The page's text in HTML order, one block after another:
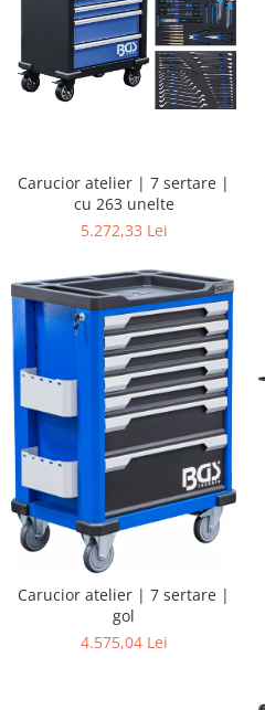
Carucior atelier | 7 sertare |
cu 263 unelte
5.272,33 Lei
Carucior atelier | 7 sertare |
gol
4.575,04 Lei